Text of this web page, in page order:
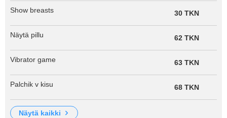
Show breasts 30 TKN
Näytä pillu 62 TKN
Vibrator game 63 TKN
Palchik v kisu 68 TKN
näytä kaikki